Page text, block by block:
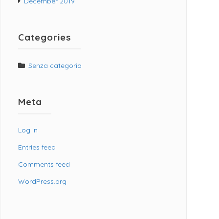
Categories
Senza categoria
Meta
Log in
Entries feed
Comments feed
WordPress.org